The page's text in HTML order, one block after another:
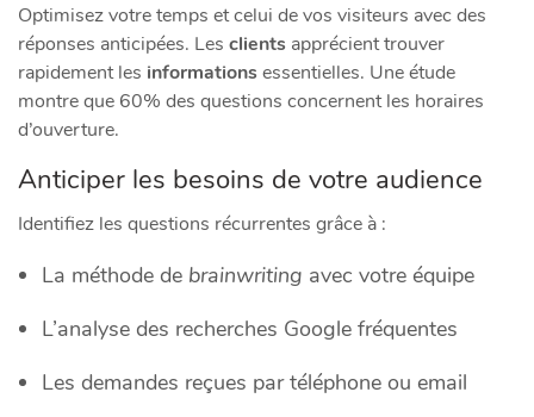
Optimisez votre temps et celui de vos visiteurs avec des
réponses anticipées. Les clients apprécient trouver
rapidement les informationsessentielles. Une étude
montre que 60% des questions concernent les horaires
d’ouverture.
Anticiper les besoins de votre audience
Identifiez les questions récurrentes grâce à :
La méthode de brainwriting avec votre équipe
L’analyse des recherches Google fréquentes
Les demandes reçues par téléphone ou email